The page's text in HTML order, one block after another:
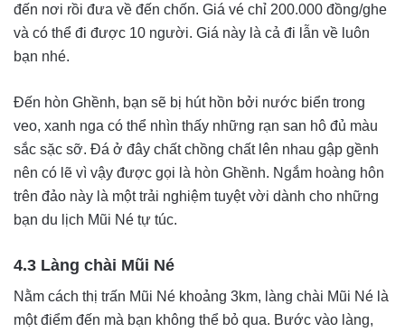
đến nơi rồi đưa về đến chốn. Giá vé chỉ 200.000 đồng/ghe
và có thể đi được 10 người. Giá này là cả đi lẫn về luôn
bạn nhé.
Đến hòn Ghềnh, bạn sẽ bị hút hồn bởi nước biển trong
veo, xanh nga có thể nhìn thấy những rạn san hô đủ màu
sắc sặc sỡ. Đá ở đây chất chồng chất lên nhau gập gềnh
nên có lẽ vì vậy được gọi là hòn Ghềnh. Ngắm hoàng hôn
trên đảo này là một trải nghiệm tuyệt vời dành cho những
bạn du lịch Mũi Né tự túc.
4.3 Làng chài Mũi Né
Nằm cách thị trấn Mũi Né khoảng 3km, làng chài Mũi Né là
một điểm đến mà bạn không thể bỏ qua. Bước vào làng,